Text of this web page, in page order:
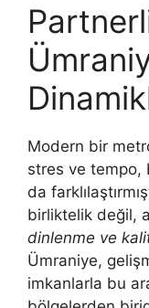
Modern bir
stres ve tempo,
da
birliktelik değil,
dinlenme ve
Ümraniye,
imkanlarla bu